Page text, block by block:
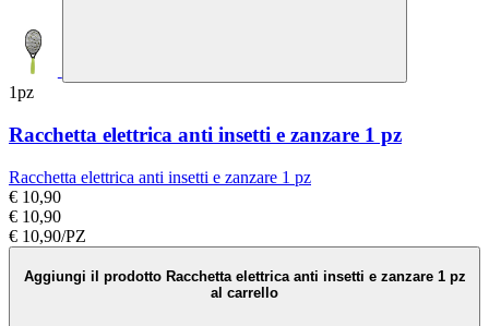
1pz
Racchetta elettrica anti insetti e zanzare 1 pz
Racchetta elettrica anti insetti e zanzare 1 pz
€ 10,90
€ 10,90
€ 10,90/PZ
Aggiungi il prodotto Racchetta elettrica anti insetti e zanzare 1 pz
al carrello